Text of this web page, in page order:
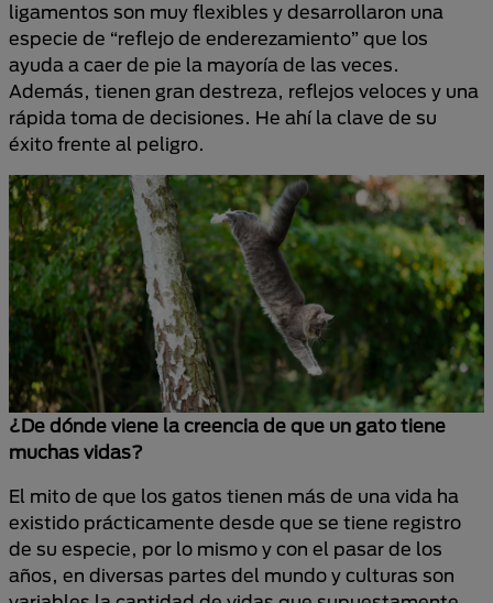
ligamentos son muy flexibles y desarrollaron una
especie de “reflejo de enderezamiento” que los
ayuda a caer de pie la mayoría de las veces.
Además, tienen gran destreza, reflejos veloces y una
rápida toma de decisiones. He ahí la clave de su
éxito frente al peligro.
¿De dónde viene la creencia de que un gato tiene
muchas vidas?
El mito de que los gatos tienen más de una vida ha
existido prácticamente desde que se tiene registro
de su especie, por lo mismo y con el pasar de los
años, en diversas partes del mundo y culturas son